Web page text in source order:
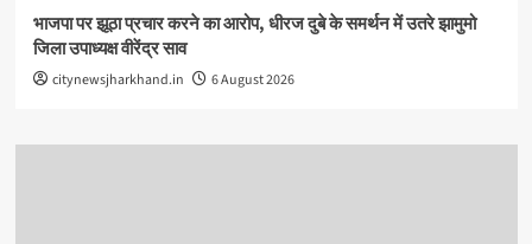
भाजपा पर झूठा प्रचार करने का आरोप, धीरज दुबे के समर्थन में उतरे झामुमो
जिला उपाध्यक्ष वीरेंद्र साव
citynewsjharkhand.in 6 August 2026